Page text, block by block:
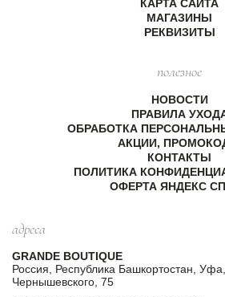
КАРТА САЙТА
МАГАЗИНЫ
РЕКВИЗИТЫ
полезное
НОВОСТИ
ПРАВИЛА
ОБРАБОТКА
АКЦИИ,
КОНТАКТЫ
ПОЛИТИКА
ОФЕРТА ЯНДЕКС
адреса
GRANDE BOUTIQUE
Россия, Республика Башкортостан,
Чернышевского, 75